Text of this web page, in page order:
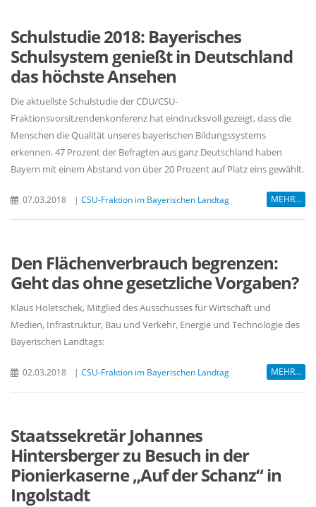
Schulstudie 2018: Bayerisches
Schulsystem genießt in Deutschland
das höchste Ansehen
Die aktuellste Schulstudie der CDU/CSU-
Fraktionsvorsitzendenkonferenz hat eindrucksvoll gezeigt, dass die
Menschen die Qualität unseres bayerischen Bildungssystems
erkennen. 47 Prozent der Befragten aus ganz Deutschland haben
Bayern mit einem Abstand von über 20 Prozent auf Platz eins gewählt.
07.03.2018 | CSU-Fraktion im Bayerischen Landtag MEHR...
Den Flächenverbrauch begrenzen:
Geht das ohne gesetzliche Vorgaben?
Klaus Holetschek, Mitglied des Ausschusses für Wirtschaft und
Medien, Infrastruktur, Bau und Verkehr, Energie und Technologie des
Bayerischen Landtags:
02.03.2018 | CSU-Fraktion im Bayerischen Landtag MEHR...
Staatssekretär Johannes
Hintersberger zu Besuch in der
Pionierkaserne „Auf der Schanz“ in
Ingolstadt